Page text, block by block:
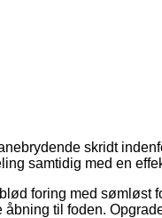
skridt
samtidig med en
foring med sømløst
til foden.